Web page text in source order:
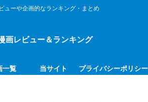
ューや企画的なランキング・まとめ
画レビュー＆ランキング
一覧 当サイト プライバシーポリシー